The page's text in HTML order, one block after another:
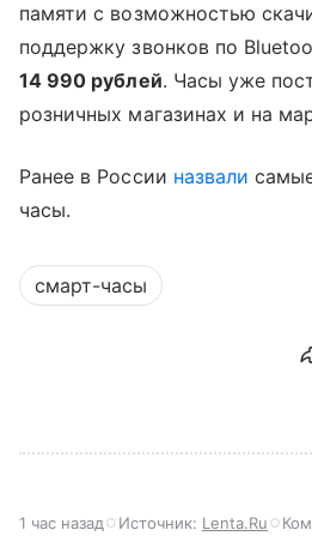
памяти с возможностью
поддержку звонков по
14 990 рублей. Часы уже
розничных магазинах и на
Ранее в России назвали
часы.
смарт-часы
1 час назад Источник: Lenta.Ru